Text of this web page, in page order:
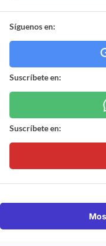
Síguenos en:
Suscríbete en:
Suscríbete en: